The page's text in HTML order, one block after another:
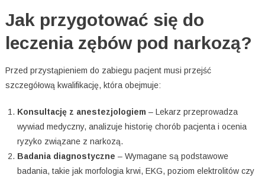
Jak przygotować się do
leczenia zębów pod narkozą?
Przed przystąpieniem do zabiegu pacjent musi przejść
szczegółową kwalifikację, która obejmuje:
Konsultację z anestezjologiem – Lekarz przeprowadza
wywiad medyczny, analizuje historię chorób pacjenta i ocenia
ryzyko związane z narkozą.
Badania diagnostyczne – Wymagane są podstawowe
badania, takie jak morfologia krwi, EKG, poziom elektrolitów czy